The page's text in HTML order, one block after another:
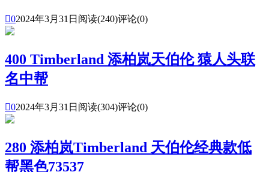
02024年3月31日 阅读(240)评论(0)
400 Timberland 添柏岚天伯伦 猿人头联
名中帮
02024年3月31日 阅读(304)评论(0)
280 添柏岚Timberland 天伯伦经典款低
帮黑色73537